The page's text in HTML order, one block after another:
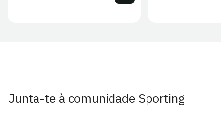
Junta-te à comunidade Sporting